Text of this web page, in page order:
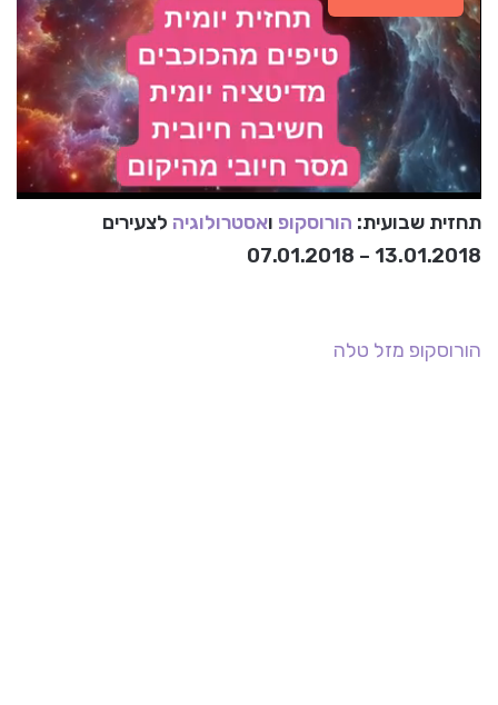
תחזית שבועית: הורוסקופ ואסטרולוגיה לצעירים
13.01.2018 – 07.01.2018
הורוסקופ מזל טלה